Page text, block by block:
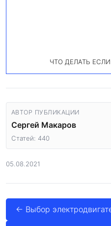
ЧТО ДЕЛАТЬ
АВТОР ПУБЛИКАЦИИ
Сергей Макаров
Статей: 440
05.08.2021
← Выбор